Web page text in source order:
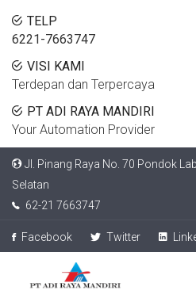
TELP
6221-7663747
VISI KAMI
Terdepan dan Terpercaya
PT ADI RAYA MANDIRI
Your Automation Provider
Jl. Pinang Raya No. 70 Pondok
Selatan
62-21 7663747
Facebook Twitter